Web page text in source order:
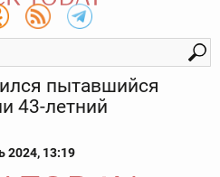
пытавшийся
43-летний
2024, 13:19